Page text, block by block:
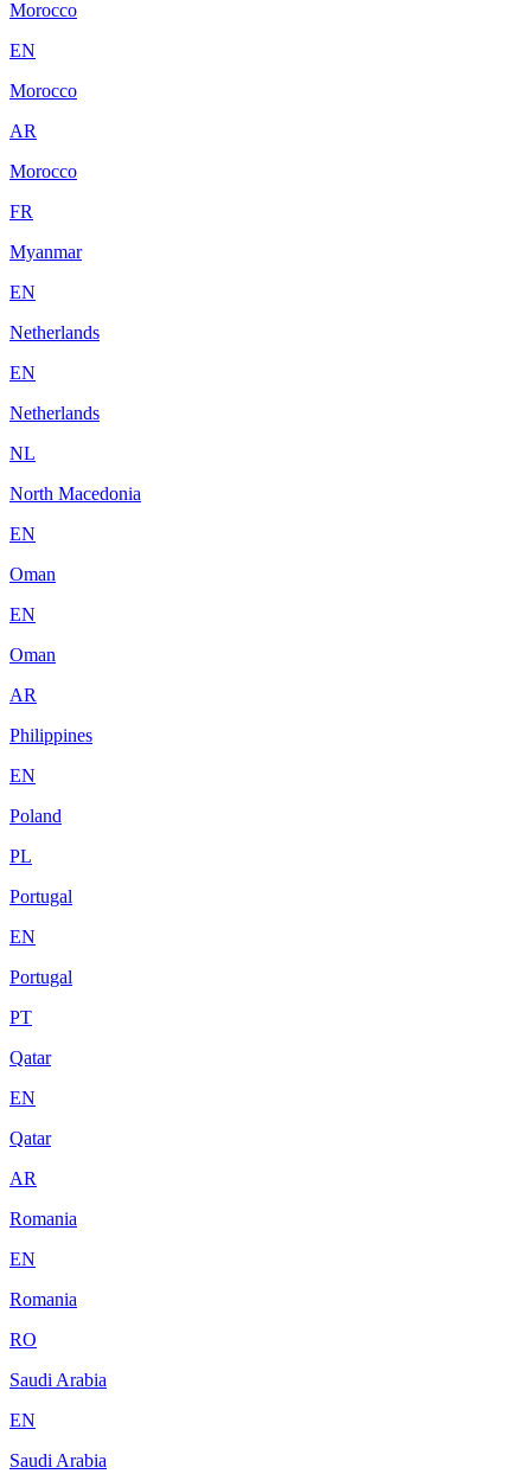
Morocco
EN
Morocco
AR
Morocco
FR
Myanmar
EN
Netherlands
EN
Netherlands
NL
North Macedonia
EN
Oman
EN
Oman
AR
Philippines
EN
Poland
PL
Portugal
EN
Portugal
PT
Qatar
EN
Qatar
AR
Romania
EN
Romania
RO
Saudi Arabia
EN
Saudi Arabia